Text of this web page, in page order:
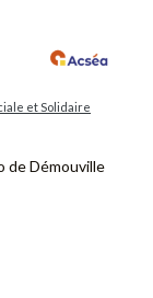
et Solidaire
de Démouville